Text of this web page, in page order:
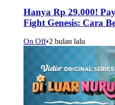
Hanya Rp 29.000!
Fight Genesis: Cara
On Off•2 bulan lalu